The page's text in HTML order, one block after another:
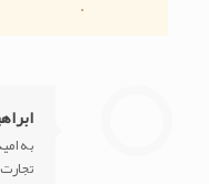
.
به